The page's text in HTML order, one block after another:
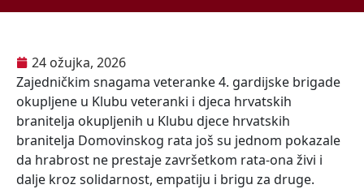
24 ožujka, 2026
Zajedničkim snagama veteranke 4. gardijske brigade
okupljene u Klubu veteranki i djeca hrvatskih
branitelja okupljenih u Klubu djece hrvatskih
branitelja Domovinskog rata još su jednom pokazale
da hrabrost ne prestaje završetkom rata-ona živi i
dalje kroz solidarnost, empatiju i brigu za druge.